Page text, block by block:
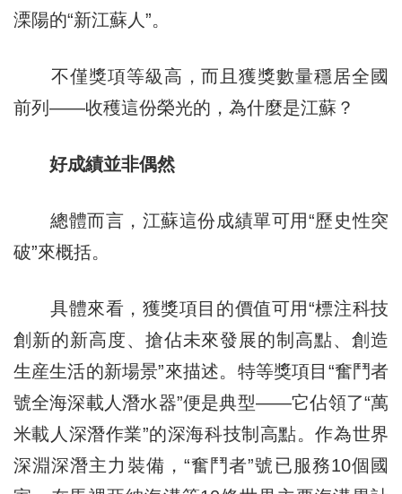
溧陽的“新江蘇人”。
不僅獎項等級高，而且獲獎數量穩居全國
前列——收穫這份榮光的，為什麼是江蘇？
好成績並非偶然
總體而言，江蘇這份成績單可用“歷史性突
破”來概括。
具體來看，獲獎項目的價值可用“標注科技
創新的新高度、搶佔未來發展的制高點、創造
生産生活的新場景”來描述。特等獎項目“奮鬥者
號全海深載人潛水器”便是典型——它佔領了“萬
米載人深潛作業”的深海科技制高點。作為世界
深淵深潛主力裝備，“奮鬥者”號已服務10個國